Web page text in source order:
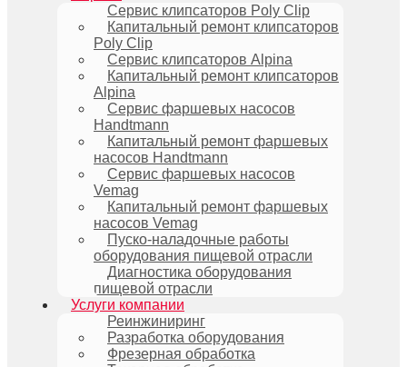
Сервис клипсаторов Poly Clip
Капитальный ремонт клипсаторов
Poly Clip
Сервис клипсаторов Alpina
Капитальный ремонт клипсаторов
Alpina
Сервис фаршевых насосов
Handtmann
Капитальный ремонт фаршевых
насосов Handtmann
Сервис фаршевых насосов
Vemag
Капитальный ремонт фаршевых
насосов Vemag
Пуско-наладочные работы
оборудования пищевой отрасли
Диагностика оборудования
пищевой отрасли
Услуги компании
Реинжиниринг
Разработка оборудования
Фрезерная обработка